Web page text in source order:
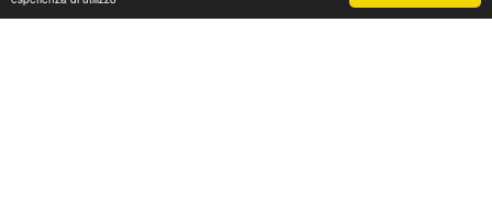
Condizioni|Privacy